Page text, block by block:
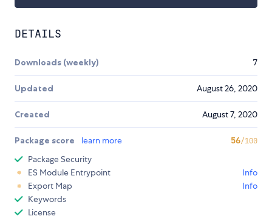
DETAILS
Downloads (weekly) 7
Updated August 26, 2020
Created August 7, 2020
Package score learn more 56/100
Package Security
ES Module Entrypoint
Info
Export Map
Info
Keywords
License